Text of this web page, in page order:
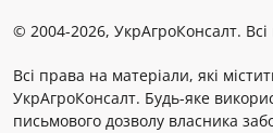
© 2004-2026, УкрАгроКонсалт.
Всі права на матеріали, які
УкрАгроКонсалт. Будь-яке
письмового дозволу власника